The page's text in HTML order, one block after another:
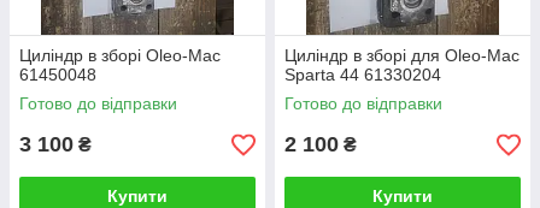
Циліндр в зборі Oleo-Mac
61450048
Готово до відправки
3 100 ₴
Купити
Циліндр в зборі для Oleo-Mac
Sparta 44 61330204
Готово до відправки
2 100 ₴
Купити